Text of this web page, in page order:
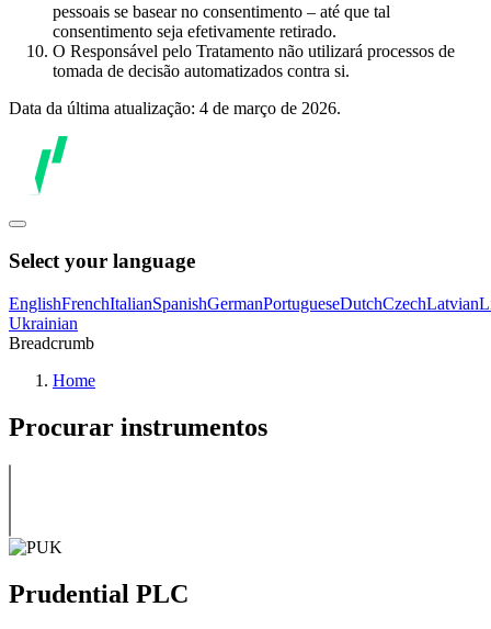
pessoais se basear no consentimento – até que tal
consentimento seja efetivamente retirado.
O Responsável pelo Tratamento não utilizará processos de
tomada de decisão automatizados contra si.
Data da última atualização: 4 de março de 2026.
Select your language
EnglishFrenchItalianSpanishGermanPortugueseDutchCzechLatvian
Ukrainian
Breadcrumb
Home
Procurar instrumentos
Prudential PLC